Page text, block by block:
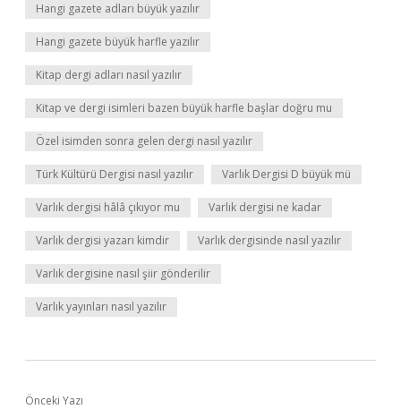
Hangi gazete adları büyük yazılır
Hangi gazete büyük harfle yazılır
Kitap dergi adları nasıl yazılır
Kitap ve dergi isimleri bazen büyük harfle başlar doğru mu
Özel isimden sonra gelen dergi nasıl yazılır
Türk Kültürü Dergisi nasıl yazılır Varlık Dergisi D büyük mü
Varlık dergisi hâlâ çıkıyor mu Varlık dergisi ne kadar
Varlık dergisi yazarı kimdir Varlık dergisinde nasıl yazılır
Varlık dergisine nasıl şiir gönderilir
Varlık yayınları nasıl yazılır
Önceki Yazı